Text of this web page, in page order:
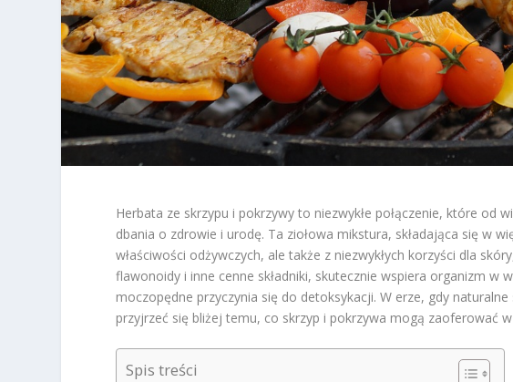
Herbata ze skrzypu i pokrzywy to niezwykłe połączenie, które od
dbania o zdrowie i urodę. Ta ziołowa mikstura, składająca się w
właściwości odżywczych, ale także z niezwykłych korzyści dla
flawonoidy i inne cenne składniki, skutecznie wspiera organizm w
moczopędne przyczynia się do detoksykacji. W erze, gdy
przyjrzeć się bliżej temu, co skrzyp i pokrzywa mogą zaoferować
Spis treści